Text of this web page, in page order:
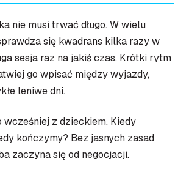
nie musi trwać długo. W wielu
się kwadrans kilka razy w
sesja raz na jakiś czas. Krótki rytm
go wpisać między wyjazdy,
leniwe dni.
wcześniej z dzieckiem. Kiedy
kończymy? Bez jasnych zasad
zaczyna się od negocjacji.